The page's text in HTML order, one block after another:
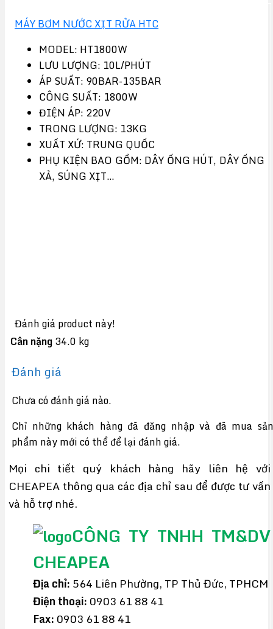
MÁY BƠM NƯỚC XỊT RỬA HTC
MODEL: HT1800W
LƯU LƯỢNG: 10L/PHÚT
ÁP SUẤT: 90BAR-135BAR
CÔNG SUẤT: 1800W
ĐIỆN ÁP: 220V
TRONG LƯỢNG: 13KG
XUẤT XỨ: TRUNG QUỐC
PHỤ KIỆN BAO GỒM: DÂY ỐNG HÚT, DÂY ỐNG
XẢ, SÚNG XỊT…
Đánh giá product này!
Cân nặng34.0 kg
Đánh giá
Chưa có đánh giá nào.
Chỉ những khách hàng đã đăng nhập và đã mua sản
phẩm này mới có thể để lại đánh giá.
Mọi chi tiết quý khách hàng hãy liên hệ với
CHEAPEA thông qua các địa chỉ sau để được tư vấn
và hỗ trợ nhé.
CÔNG TY TNHH TM&DV
CHEAPEA
Địa chỉ: 564 Liên Phường, TP Thủ Đức, TPHCM
Điện thoại: 0903 61 88 41
Fax: 0903 61 88 41